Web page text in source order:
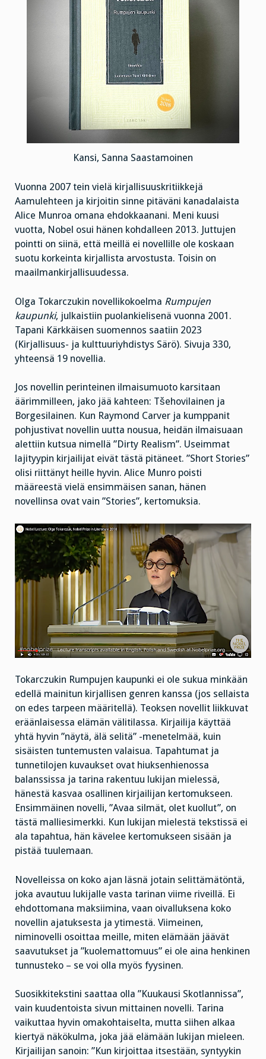
Kansi, Sanna Saastamoinen
Vuonna 2007 tein vielä kirjallisuuskritiikkejä
Aamulehteen ja kirjoitin sinne pitäväni kanadalaista
Alice Munroa omana ehdokkaanani. Meni kuusi
vuotta, Nobel osui hänen kohdalleen 2013. Juttujen
pointti on siinä, että meillä ei novellille ole koskaan
suotu korkeinta kirjallista arvostusta. Toisin on
maailmankirjallisuudessa.
Olga Tokarczukin novellikokoelma Rumpujen
kaupunki, julkaistiin puolankielisenä vuonna 2001.
Tapani Kärkkäisen suomennos saatiin 2023
(Kirjallisuus- ja kulttuuriyhdistys Särö). Sivuja 330,
yhteensä 19 novellia.
Jos novellin perinteinen ilmaisumuoto karsitaan
äärimmilleen, jako jää kahteen: Tšehovilainen ja
Borgesilainen. Kun Raymond Carver ja kumppanit
pohjustivat novellin uutta nousua, heidän ilmaisuaan
alettiin kutsua nimellä ”Dirty Realism”. Useimmat
lajityypin kirjailijat eivät tästä pitäneet. ”Short Stories”
olisi riittänyt heille hyvin. Alice Munro poisti
määreestä vielä ensimmäisen sanan, hänen
novellinsa ovat vain ”Stories”, kertomuksia.
Tokarczukin Rumpujen kaupunki ei ole sukua minkään
edellä mainitun kirjallisen genren kanssa (jos sellaista
on edes tarpeen määritellä). Teoksen novellit liikkuvat
eräänlaisessa elämän välitilassa. Kirjailija käyttää
yhtä hyvin ”näytä, älä selitä” -menetelmää, kuin
sisäisten tuntemusten valaisua. Tapahtumat ja
tunnetilojen kuvaukset ovat hiuksenhienossa
balanssissa ja tarina rakentuu lukijan mielessä,
hänestä kasvaa osallinen kirjailijan kertomukseen.
Ensimmäinen novelli, ”Avaa silmät, olet kuollut”, on
tästä malliesimerkki. Kun lukijan mielestä tekstissä ei
ala tapahtua, hän kävelee kertomukseen sisään ja
pistää tuulemaan.
Novelleissa on koko ajan läsnä jotain selittämätöntä,
joka avautuu lukijalle vasta tarinan viime riveillä. Ei
ehdottomana maksiimina, vaan oivalluksena koko
novellin ajatuksesta ja ytimestä. Viimeinen,
niminovelli osoittaa meille, miten elämään jäävät
saavutukset ja ”kuolemattomuus” ei ole aina henkinen
tunnusteko – se voi olla myös fyysinen.
Suosikkitekstini saattaa olla ”Kuukausi Skotlannissa”,
vain kuudentoista sivun mittainen novelli. Tarina
vaikuttaa hyvin omakohtaiselta, mutta siihen alkaa
kiertyä näkökulma, joka jää elämään lukijan mieleen.
Kirjailijan sanoin: ”Kun kirjoittaa itsestään, syntyykin